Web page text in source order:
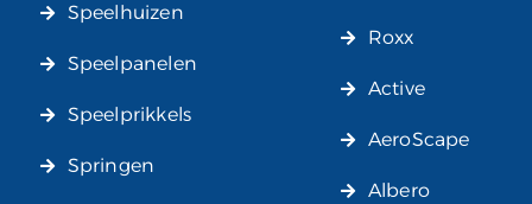
Speelhuizen
Speelpanelen
Speelprikkels
Springen
Roxx
Active
AeroScape
Albero